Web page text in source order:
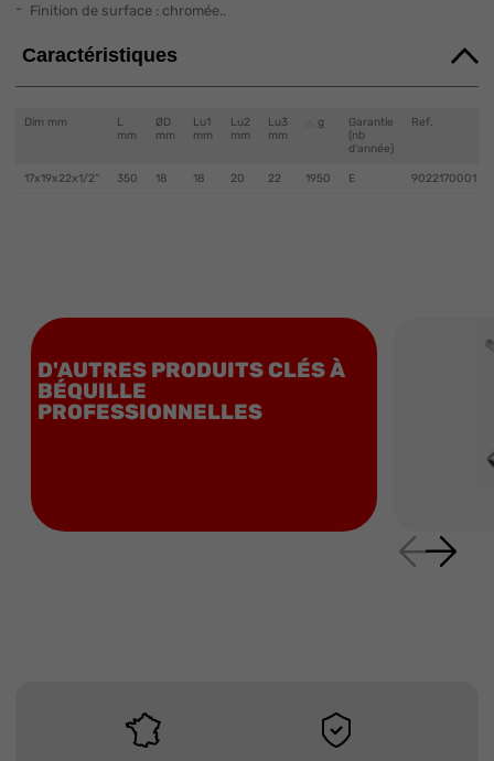
Finition de surface : chromée..
Caractéristiques
Dim mm
L
mm
ØD
mm
Lu1
mm
Lu2
mm
Lu3
mm
g
Garantie
(nb
d'année)
Ref.
17x19x22x1/2'' 350 18 18 20 22 1950 E 9022170001
D'AUTRES PRODUITS CLÉS À
BÉQUILLE
PROFESSIONNELLES